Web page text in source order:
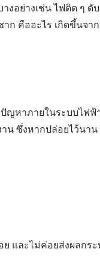
งอย่างเช่น ไฟติด ๆ ดั
ก คืออะไร เกิดขึ้นจา
ญหาภายในระบบไฟฟ้
น ซึ่งหากปล่อยไว้นาน
อย และไม่ค่อยส่งผลก